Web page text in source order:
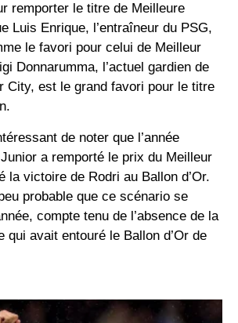
remporter le titre de Meilleure
Luis Enrique, l’entraîneur du PSG,
le favori pour celui de Meilleur
Donnarumma, l’actuel gardien de
City, est le grand favori pour le titre
de noter que l’année
a remporté le prix du Meilleur
la victoire de Rodri au Ballon d’Or.
probable que ce scénario se
compte tenu de l’absence de la
qui avait entouré le Ballon d’Or de